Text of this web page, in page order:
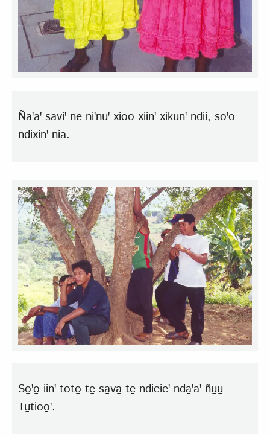
Ña̱ꞌaꞌ savi̱ꞌ ne̱ niꞌnuꞌ xi̱o̱o̱ xiinꞌ xiku̱nꞌ ndii, so̱ꞌo̱
ndixinꞌ ni̱a̱.
So̱ꞌo̱ iinꞌ toto̱ te̱ sa̱va̱ te̱ ndieieꞌ nda̱ꞌaꞌ ñu̱u̱
Tu̱tioo̱ꞌ.